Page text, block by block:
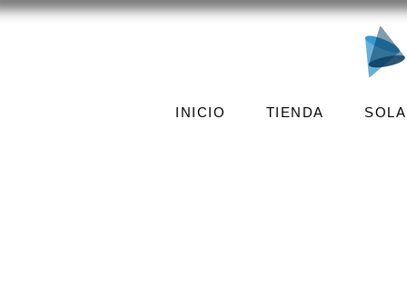
INICIO TIENDA